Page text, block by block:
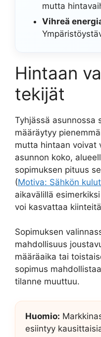
mutta
Vihreä
Hintaan
tekijät
Tyhjässä asunnossa
määräytyy
mutta hintaan voivat
asunnon koko,
sopimuksen pituus
(Motiva: Sähkön
aikavälillä
voi kasvattaa
Sopimuksen
mahdollisuus
määräaika tai
sopimus
tilanne muuttuu.
Huomio:
esiintyy